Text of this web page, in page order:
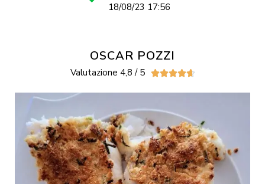
18/08/23 17:56
OSCAR POZZI
Valutazione 4,8 / 5 